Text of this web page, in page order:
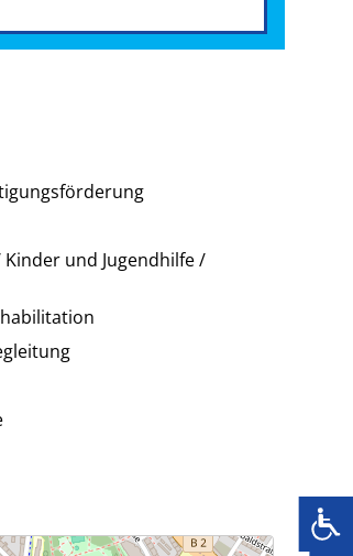
und Jugendhilfe /